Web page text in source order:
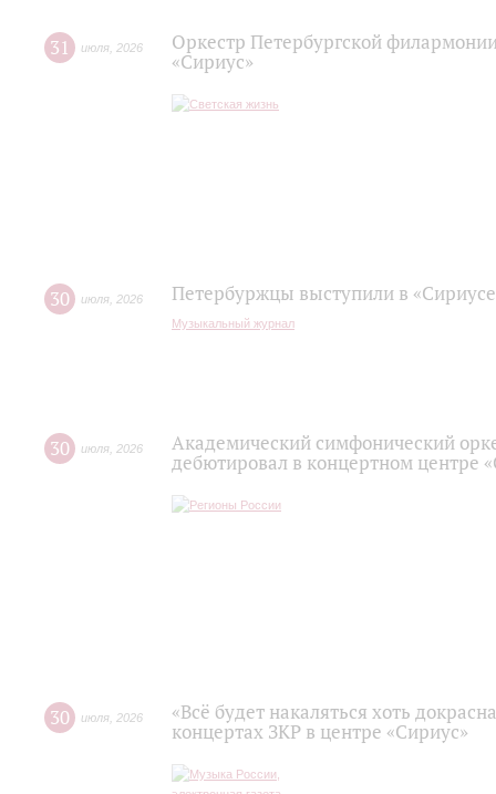
31 июля 2026
Оркестр Петербургской
«Сириус»
30 июля 2026 Петербуржцы выступили в
Музыкальный журнал
30 июля 2026
Академический симфонический
дебютировал в концертном центре
30 июля 2026
«Всё будет накаляться хоть
концертах ЗКР в центре «Сириус»